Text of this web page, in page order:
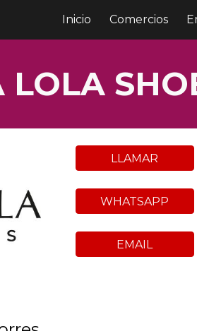
Skip to
Inicio Comercios
LOLA
LLAMAR
WHATSAPP
EMAIL